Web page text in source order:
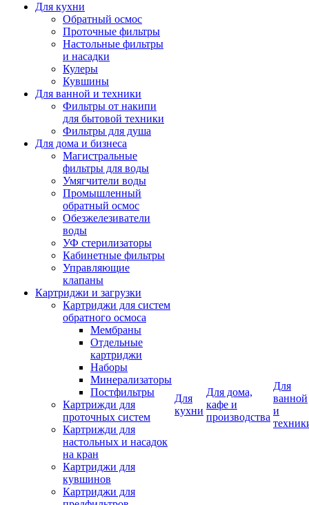
Для кухни
Обратный осмос
Проточные фильтры
Настольные фильтры
и насадки
Кулеры
Кувшины
Для ванной и техники
Фильтры от накипи
для бытовой техники
Фильтры для душа
Для дома и бизнеса
Магистральные
фильтры для воды
Умягчители воды
Промышленный
обратный осмос
Обезжелезиватели
воды
УФ стерилизаторы
Кабинетные фильтры
Управляющие
клапаны
Картриджи и загрузки
Картриджи для систем
обратного осмоса
Мембраны
Отдельные
картриджи
Наборы
Минерализаторы
Постфильтры
Картрижди для
проточных систем
Картрижди для
настольных и насадок
на кран
Картриджи для
кувшинов
Картриджи для
Для
кухни
Для дома,
кафе и
производства
Для
ванной
и